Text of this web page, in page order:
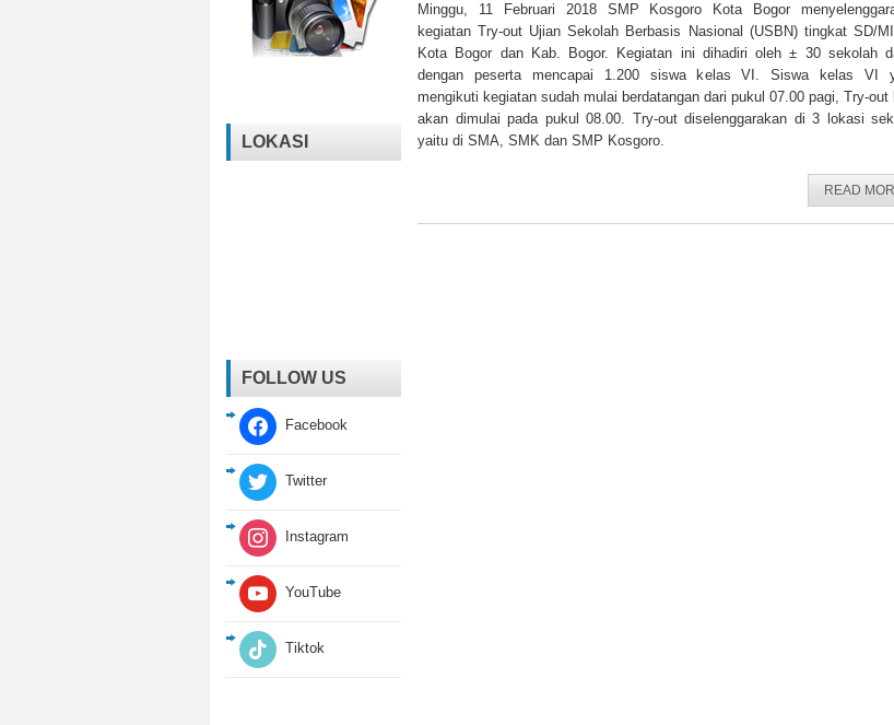
Minggu, 11 Februari 2018 SMP Kosgoro Kota Bogor
kegiatan Try-out Ujian Sekolah Berbasis Nasional (USBN) tingkat SD/
Kota Bogor dan Kab. Bogor. Kegiatan ini dihadiri oleh ± 30 sekolah
dengan peserta mencapai 1.200 siswa kelas VI. Siswa kelas VI
mengikuti kegiatan sudah mulai berdatangan dari pukul 07.00 pagi, Try-out
akan dimulai pada pukul 08.00. Try-out diselenggarakan di 3 lokasi
yaitu di SMA, SMK dan SMP Kosgoro.
READ
LOKASI
FOLLOW US
Facebook
Twitter
Instagram
YouTube
Tiktok